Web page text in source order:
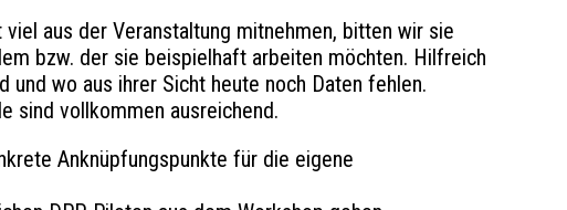
aus der Veranstaltung mitnehmen, bitten wir sie
bzw. der sie beispielhaft arbeiten möchten. Hilfreich
wo aus ihrer Sicht heute noch Daten fehlen.
sind vollkommen ausreichend.
Anknüpfungspunkte für die eigene